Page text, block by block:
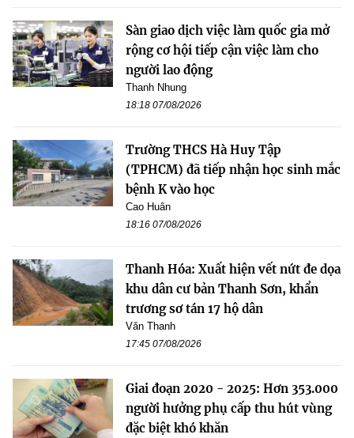
Sàn giao dịch việc làm quốc gia mở
rộng cơ hội tiếp cận việc làm cho
người lao động
Thanh Nhung
18:18 07/08/2026
Trường THCS Hà Huy Tập
(TPHCM) đã tiếp nhận học sinh mắc
bệnh K vào học
Cao Huân
18:16 07/08/2026
Thanh Hóa: Xuất hiện vết nứt đe dọa
khu dân cư bản Thanh Sơn, khẩn
trương sơ tán 17 hộ dân
Văn Thanh
17:45 07/08/2026
Giai đoạn 2020 - 2025: Hơn 353.000
người hưởng phụ cấp thu hút vùng
đặc biệt khó khăn